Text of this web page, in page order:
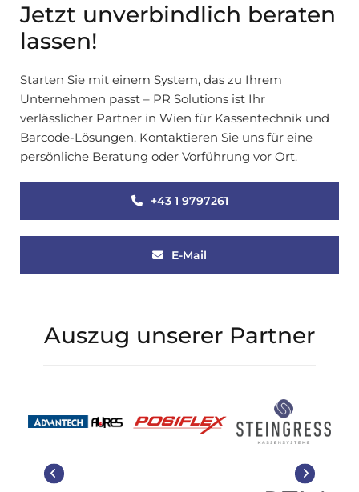
Jetzt unverbindlich beraten
lassen!
Starten Sie mit einem System, das zu Ihrem
Unternehmen passt – PR Solutions ist Ihr
verlässlicher Partner in Wien für Kassentechnik und
Barcode-Lösungen. Kontaktieren Sie uns für eine
persönliche Beratung oder Vorführung vor Ort.
+43 1 9797261
E-Mail
Auszug unserer Partner